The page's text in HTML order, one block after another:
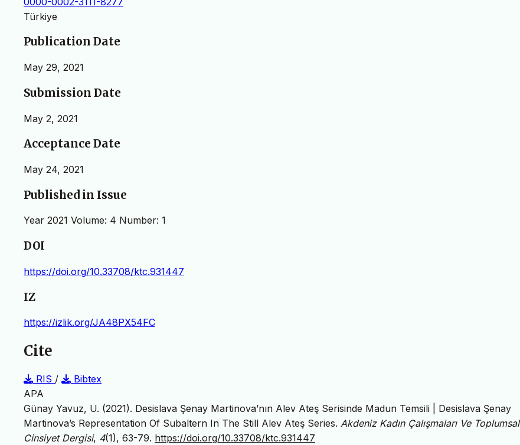
Türkiye
Publication Date
May 29, 2021
Submission Date
May 2, 2021
Acceptance Date
May 24, 2021
Published in Issue
Year 2021 Volume: 4 Number: 1
DOI
https://doi.org/10.33708/ktc.931447
IZ
https://izlik.org/JA48PX54FC
Cite
RIS /
Bibtex
APA
Günay Yavuz, U. (2021). Desislava Şenay Martinova’nın Alev Ateş Serisinde Madun Temsili | Desislava Şenay
Martinova’s Representation Of Subaltern In The Still Alev Ateş Series. Akdeniz Kadın Çalışmaları Ve Toplumsal
Cinsiyet Dergisi, 4(1), 63-79. https://doi.org/10.33708/ktc.931447